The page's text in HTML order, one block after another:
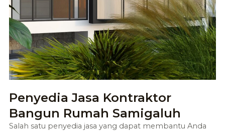
Penyedia Jasa Kontraktor
Bangun Rumah Samigaluh
Salah satu penyedia jasa yang dapat membantu Anda